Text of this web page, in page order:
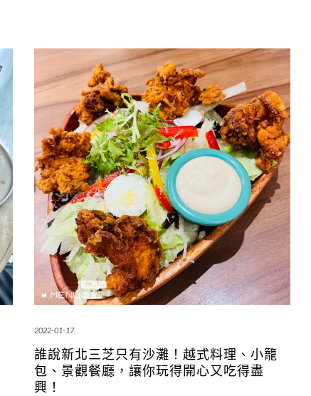
2022-01-17
誰說新北三芝只有沙灘！越式料理、小籠
包、景觀餐廳，讓你玩得開心又吃得盡
興！